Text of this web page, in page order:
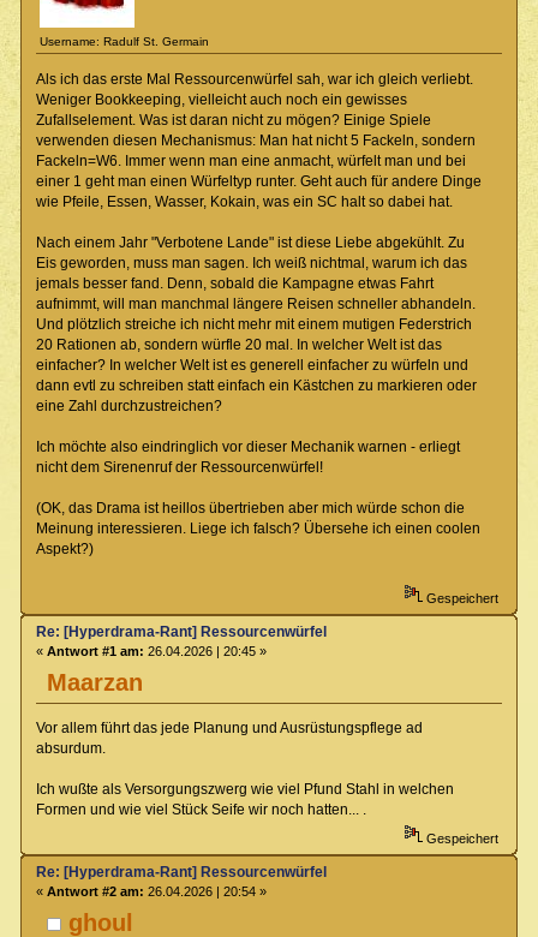
Username: Radulf St. Germain
Als ich das erste Mal Ressourcenwürfel sah, war ich gleich verliebt.
Weniger Bookkeeping, vielleicht auch noch ein gewisses
Zufallselement. Was ist daran nicht zu mögen? Einige Spiele
verwenden diesen Mechanismus: Man hat nicht 5 Fackeln, sondern
Fackeln=W6. Immer wenn man eine anmacht, würfelt man und bei
einer 1 geht man einen Würfeltyp runter. Geht auch für andere Dinge
wie Pfeile, Essen, Wasser, Kokain, was ein SC halt so dabei hat.
Nach einem Jahr "Verbotene Lande" ist diese Liebe abgekühlt. Zu
Eis geworden, muss man sagen. Ich weiß nichtmal, warum ich das
jemals besser fand. Denn, sobald die Kampagne etwas Fahrt
aufnimmt, will man manchmal längere Reisen schneller abhandeln.
Und plötzlich streiche ich nicht mehr mit einem mutigen Federstrich
20 Rationen ab, sondern würfle 20 mal. In welcher Welt ist das
einfacher? In welcher Welt ist es generell einfacher zu würfeln und
dann evtl zu schreiben statt einfach ein Kästchen zu markieren oder
eine Zahl durchzustreichen?
Ich möchte also eindringlich vor dieser Mechanik warnen - erliegt
nicht dem Sirenenruf der Ressourcenwürfel!
(OK, das Drama ist heillos übertrieben aber mich würde schon die
Meinung interessieren. Liege ich falsch? Übersehe ich einen coolen
Aspekt?)
Gespeichert
Maarzan
Re: [Hyperdrama-Rant] Ressourcenwürfel
« Antwort #1 am: 26.04.2026 | 20:45 »
Vor allem führt das jede Planung und Ausrüstungspflege ad
absurdum.
Ich wußte als Versorgungszwerg wie viel Pfund Stahl in welchen
Formen und wie viel Stück Seife wir noch hatten... .
Gespeichert
ghoul
Re: [Hyperdrama-Rant] Ressourcenwürfel
« Antwort #2 am: 26.04.2026 | 20:54 »